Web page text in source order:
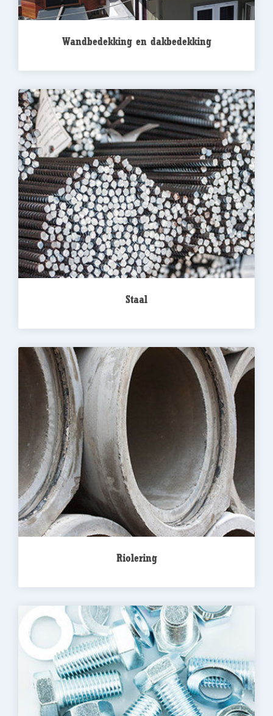
Wandbedekking en dakbedekking
Staal
Riolering